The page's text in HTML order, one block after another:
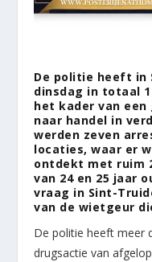
De politie heeft in
dinsdag in totaal
het kader van
naar handel in
werden zeven
locaties, waar er
ontdekt met ruim
van 24 en 25 jaar
vraag in Sint-
van de wietgeur
De politie heeft meer
drugsactie van